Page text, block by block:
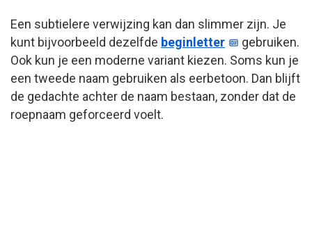
Een subtielere verwijzing kan dan slimmer zijn. Je
kunt bijvoorbeeld dezelfde beginletter
gebruiken.
Ook kun je een moderne variant kiezen. Soms kun je
een tweede naam gebruiken als eerbetoon. Dan blijft
de gedachte achter de naam bestaan, zonder dat de
roepnaam geforceerd voelt.